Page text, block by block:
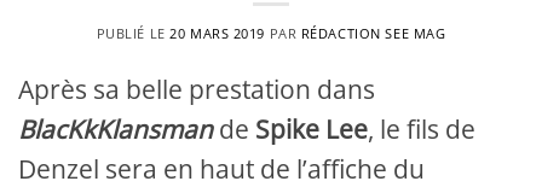
PUBLIÉ LE 20 MARS 2019 PAR RÉDACTION SEE MAG
Après sa belle prestation dans
BlacKkKlansmande Spike Lee, le fils de
Denzel sera en haut de l’affiche du